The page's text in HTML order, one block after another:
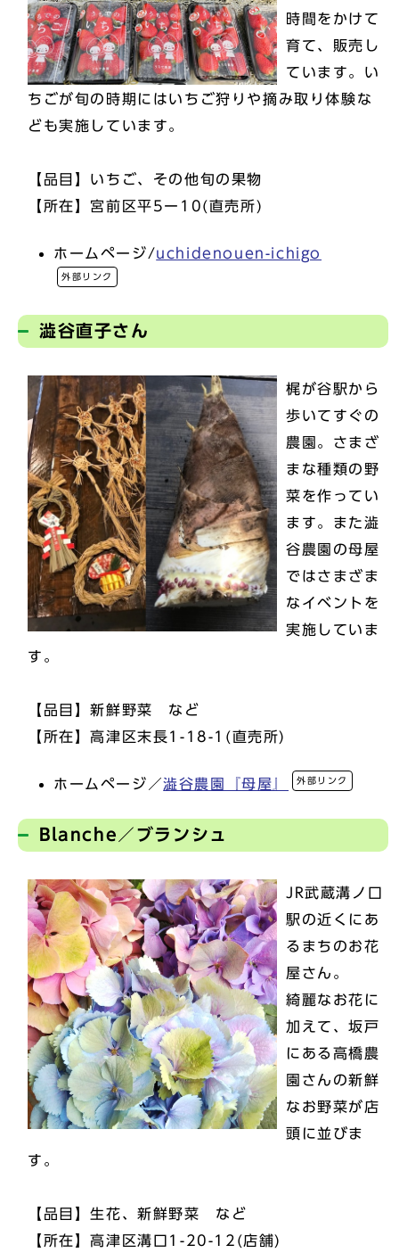
時間をかけて
育て、販売し
ています。い
ちごが旬の時期にはいちご狩りや摘み取り体験な
ども実施しています。
【品目】いちご、その他旬の果物
【所在】宮前区平5ー10(直売所)
ホームページ/uchidenouen-ichigo
外部リンク
澁谷直子さん
梶が谷駅から
歩いてすぐの
農園。さまざ
まな種類の野
菜を作ってい
ます。また澁
谷農園の母屋
ではさまざま
なイベントを
実施していま
す。
【品目】新鮮野菜 など
【所在】高津区末長1-18-1(直売所)
ホームページ／澁谷農園『母屋』 外部リンク
Blanche／ブランシュ
JR武蔵溝ノ口
駅の近くにあ
るまちのお花
屋さん。
綺麗なお花に
加えて、坂戸
にある高橋農
園さんの新鮮
なお野菜が店
頭に並びま
す。
【品目】生花、新鮮野菜 など
【所在】高津区溝口1-20-12(店舗)